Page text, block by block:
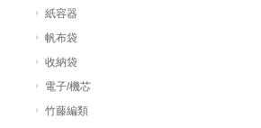
紙容器
帆布袋
收納袋
電子/機芯
竹藤編類